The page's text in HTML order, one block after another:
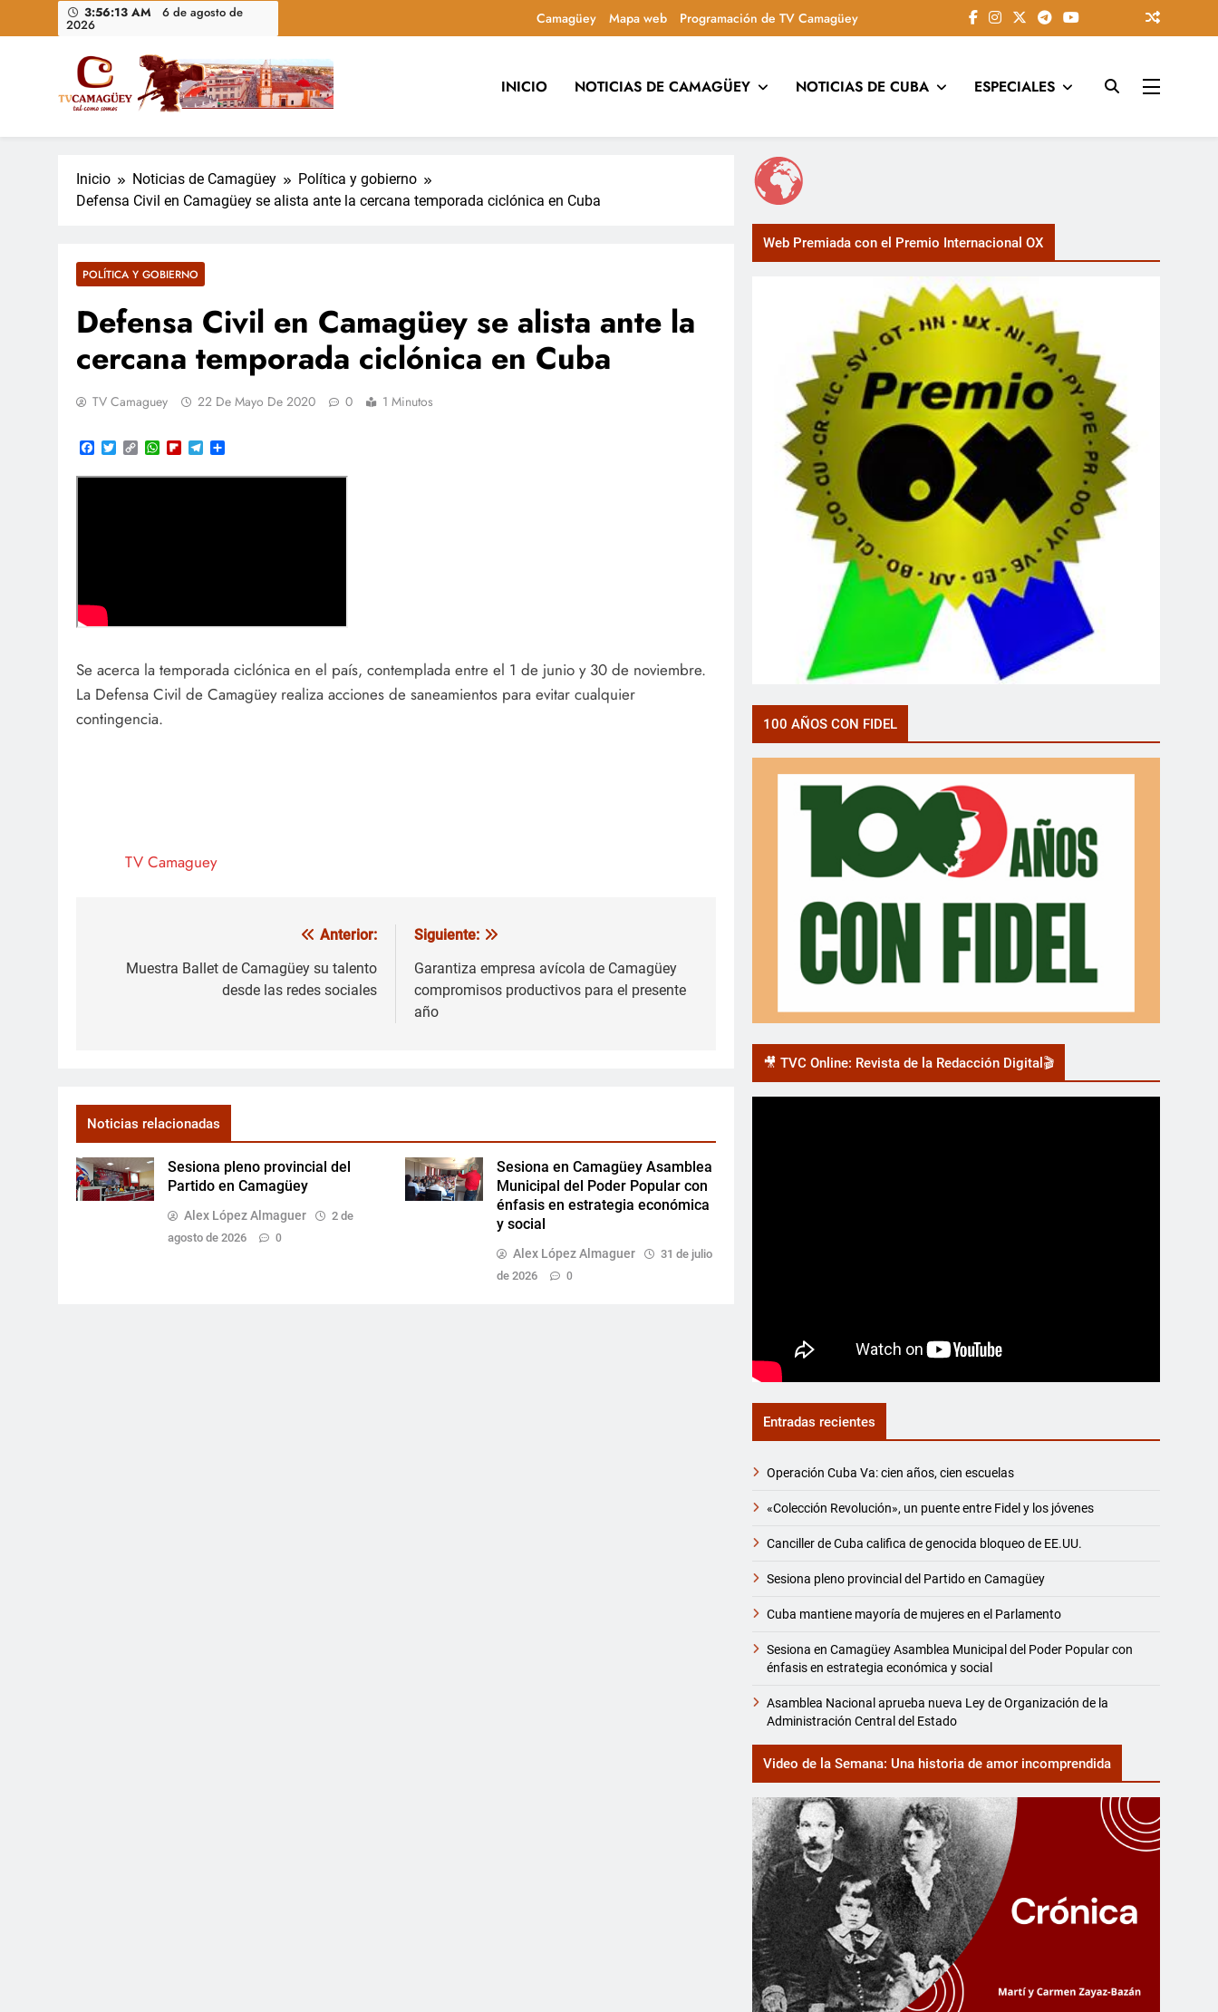
3:56:14 AM 6 de agosto de
2026 Camagüey Mapa web Programación de TV Camagüey
Televisión Camagüey, Cuba
TV Camagüey: canal provincial cubano que informa, educa y entretiene con contenidos culturales, sociales y comunitarios, conectando la tradición camagüeyana con la actualidad
INICIO NOTICIAS DE CAMAGÜEY NOTICIAS DE CUBA ESPECIALES
Inicio Noticias de Camagüey
Política y gobierno
Defensa Civil en Camagüey se alista ante la cercana temporada ciclónica en Cuba
POLÍTICA Y GOBIERNO
Defensa Civil en Camagüey se alista ante la
cercana temporada ciclónica en Cuba
TV Camaguey 22 De Mayo De 2020 0 1 Minutos
Facebook
TwitterCopy
Link
WhatsApp
FlipboardTelegram
Se acerca la temporada ciclónica en el país, contemplada entre el 1 de junio y 30 de noviembre.
La Defensa Civil de Camagüey realiza acciones de saneamientos para evitar cualquier
contingencia.
TV Camaguey
Anterior:
Muestra Ballet de Camagüey su talento
desde las redes sociales
Siguiente:
Garantiza empresa avícola de Camagüey
compromisos productivos para el presente
año
Noticias relacionadas
Sesiona pleno provincial del
Partido en Camagüey
Alex López Almaguer
2 de
agosto de 2026
0
Sesiona en Camagüey Asamblea
Municipal del Poder Popular con
énfasis en estrategia económica
y social
Alex López Almaguer
31 de julio
de 2026
0
Web Premiada con el Premio Internacional OX
100 AÑOS CON FIDEL
🎥 TVC Online: Revista de la Redacción Digital🎬
Entradas recientes
Operación Cuba Va: cien años, cien escuelas
«Colección Revolución», un puente entre Fidel y los jóvenes
Canciller de Cuba califica de genocida bloqueo de EE.UU.
Sesiona pleno provincial del Partido en Camagüey
Cuba mantiene mayoría de mujeres en el Parlamento
Sesiona en Camagüey Asamblea Municipal del Poder Popular con
énfasis en estrategia económica y social
Asamblea Nacional aprueba nueva Ley de Organización de la
Administración Central del Estado
Video de la Semana: Una historia de amor incomprendida